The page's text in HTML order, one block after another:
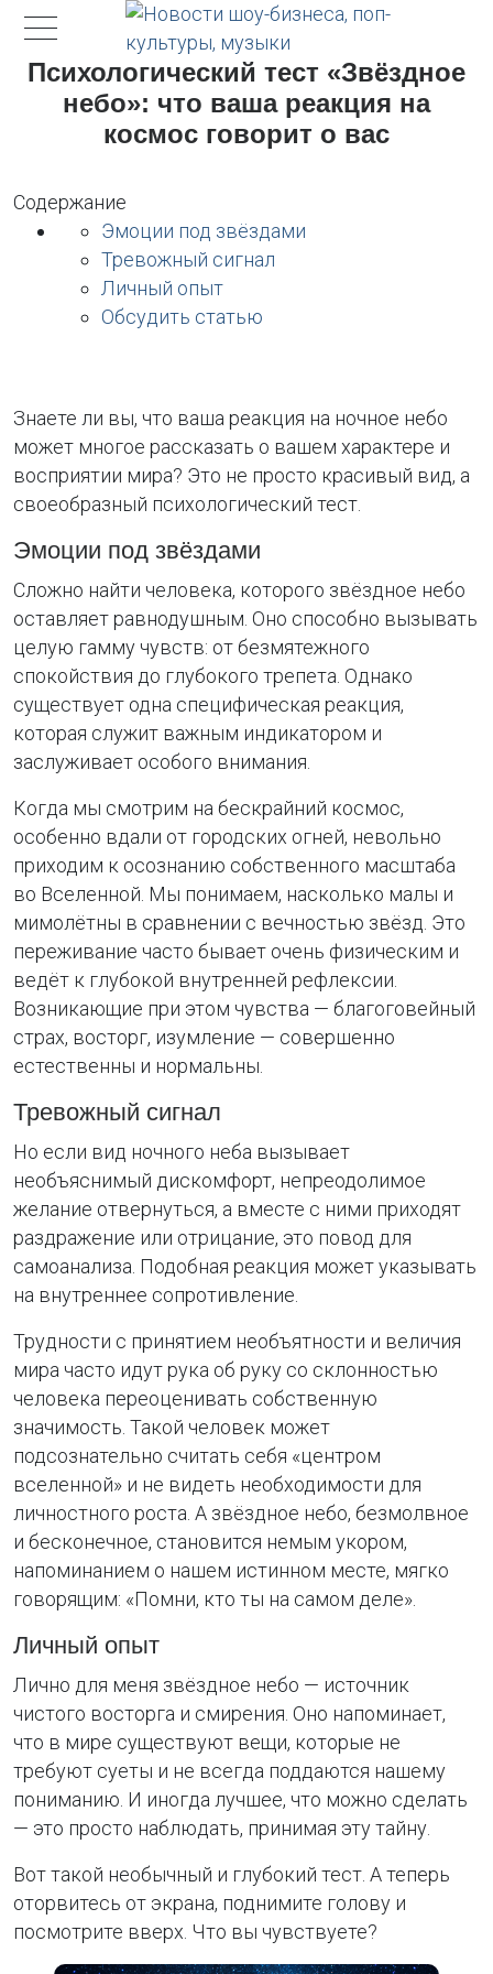
Психологический тест «Звёздное
небо»: что ваша реакция на
космос говорит о вас
Содержание
Эмоции под звёздами
Тревожный сигнал
Личный опыт
Обсудить статью
Знаете ли вы, что ваша реакция на ночное небо
может многое рассказать о вашем характере и
восприятии мира? Это не просто красивый вид, а
своеобразный психологический тест.
Эмоции под звёздами
Сложно найти человека, которого звёздное небо
оставляет равнодушным. Оно способно вызывать
целую гамму чувств: от безмятежного
спокойствия до глубокого трепета. Однако
существует одна специфическая реакция,
которая служит важным индикатором и
заслуживает особого внимания.
Когда мы смотрим на бескрайний космос,
особенно вдали от городских огней, невольно
приходим к осознанию собственного масштаба
во Вселенной. Мы понимаем, насколько малы и
мимолётны в сравнении с вечностью звёзд. Это
переживание часто бывает очень физическим и
ведёт к глубокой внутренней рефлексии.
Возникающие при этом чувства — благоговейный
страх, восторг, изумление — совершенно
естественны и нормальны.
Тревожный сигнал
Но если вид ночного неба вызывает
необъяснимый дискомфорт, непреодолимое
желание отвернуться, а вместе с ними приходят
раздражение или отрицание, это повод для
самоанализа. Подобная реакция может указывать
на внутреннее сопротивление.
Трудности с принятием необъятности и величия
мира часто идут рука об руку со склонностью
человека переоценивать собственную
значимость. Такой человек может
подсознательно считать себя «центром
вселенной» и не видеть необходимости для
личностного роста. А звёздное небо, безмолвное
и бесконечное, становится немым укором,
напоминанием о нашем истинном месте, мягко
говорящим: «Помни, кто ты на самом деле».
Личный опыт
Лично для меня звёздное небо — источник
чистого восторга и смирения. Оно напоминает,
что в мире существуют вещи, которые не
требуют суеты и не всегда поддаются нашему
пониманию. И иногда лучшее, что можно сделать
— это просто наблюдать, принимая эту тайну.
Вот такой необычный и глубокий тест. А теперь
оторвитесь от экрана, поднимите голову и
посмотрите вверх. Что вы чувствуете?